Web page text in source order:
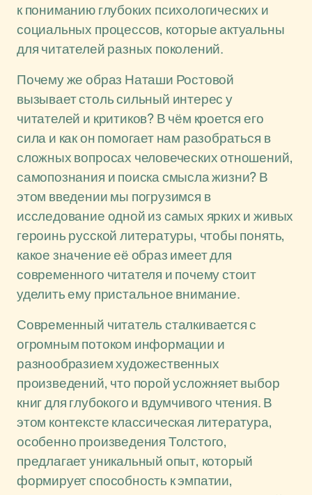
к пониманию глубоких психологических и
социальных процессов, которые актуальны
для читателей разных поколений.
Почему же образ Наташи Ростовой
вызывает столь сильный интерес у
читателей и критиков? В чём кроется его
сила и как он помогает нам разобраться в
сложных вопросах человеческих отношений,
самопознания и поиска смысла жизни? В
этом введении мы погрузимся в
исследование одной из самых ярких и живых
героинь русской литературы, чтобы понять,
какое значение её образ имеет для
современного читателя и почему стоит
уделить ему пристальное внимание.
Современный читатель сталкивается с
огромным потоком информации и
разнообразием художественных
произведений, что порой усложняет выбор
книг для глубокого и вдумчивого чтения. В
этом контексте классическая литература,
особенно произведения Толстого,
предлагает уникальный опыт, который
формирует способность к эмпатии,